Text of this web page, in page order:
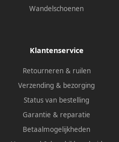
Wandelschoenen
Klantenservice
Retourneren & ruilen
Verzending & bezorging
Status van bestelling
Garantie & reparatie
Betaalmogelijkheden